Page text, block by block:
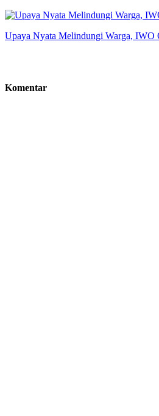
Upaya Nyata Melindungi Warga,
Komentar